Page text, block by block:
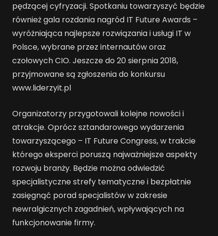
pędzącej cyfryzacji. Spotkaniu towarzyszyć będzie
również gala rozdania nagród IT Future Awards –
wyróżniająca najlepsze rozwiązania i usługi IT w
Polsce, wybrane przez internautów oraz
czołowych CIO. Jeszcze do 20 sierpnia 2018,
przyjmowane są zgłoszenia do konkursu
www.liderzyit.pl
Organizatorzy przygotowali kolejne nowości i
atrakcje. Oprócz sztandarowego wydarzenia
towarzyszącego – IT Future Congress, w trakcie
którego eksperci poruszą najważniejsze aspekty
rozwoju branży. Będzie można odwiedzić
specjalistyczne strefy tematyczne i bezpłatnie
zasięgnąć porad specjalistów w zakresie
newralgicznych zagadnień, wpływających na
funkcjonowanie firmy.